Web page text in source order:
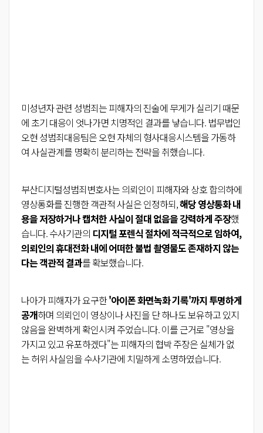
미성년자 관련 성범죄는 피해자의 진술에 무게가 실리기 때문
에 초기 대응이 엇나가면 치명적인 결과를 낳습니다. 법무법인
오현 성범죄대응팀은 오현 자체의 형사대응시스템을 가동하
여 사실관계를 명확히 분리하는 전략을 취했습니다.
부산디지털성범죄변호사는 의뢰인이 피해자와 상호 합의하에
영상통화를 진행한 객관적 사실은 인정하되,해당 영상통화 내
용을 저장하거나 캡처한 사실이 절대 없음을 강력하게 주장했
습니다. 수사기관의 디지털 포렌식 절차에 적극적으로 임하여,
의뢰인의 휴대전화 내에 어떠한 불법 촬영물도 존재하지 않는
다는 객관적 결과를 확보했습니다.
나아가 피해자가 요구한'아이폰 화면녹화 기록'까지 투명하게
공개하며 의뢰인이 영상이나 사진을 단 하나도 보유하고 있지
않음을 완벽하게 확인시켜 주었습니다. 이를 근거로 "영상을
가지고 있고 유포하겠다"는 피해자의 협박 주장은 실체가 없
는 허위 사실임을 수사기관에 치밀하게 소명하였습니다.